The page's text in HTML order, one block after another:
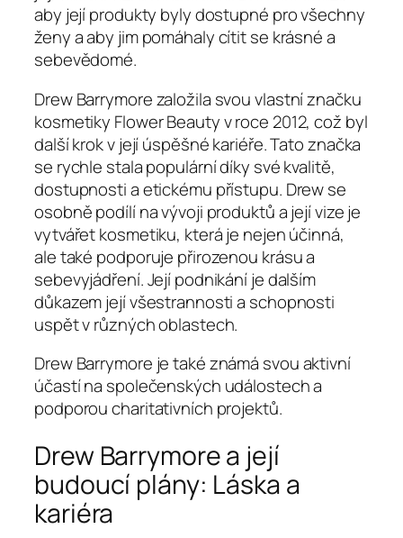
aby její produkty byly dostupné pro všechny
ženy a aby jim pomáhaly cítit se krásné a
sebevědomé.
Drew Barrymore založila svou vlastní značku
kosmetiky Flower Beauty v roce 2012, což byl
další krok v její úspěšné kariéře. Tato značka
se rychle stala populární díky své kvalitě,
dostupnosti a etickému přístupu. Drew se
osobně podílí na vývoji produktů a její vize je
vytvářet kosmetiku, která je nejen účinná,
ale také podporuje přirozenou krásu a
sebevyjádření. Její podnikání je dalším
důkazem její všestrannosti a schopnosti
uspět v různých oblastech.
Drew Barrymore je také známá svou aktivní
účastí na společenských událostech a
podporou charitativních projektů.
Drew Barrymore a její
budoucí plány: Láska a
kariéra